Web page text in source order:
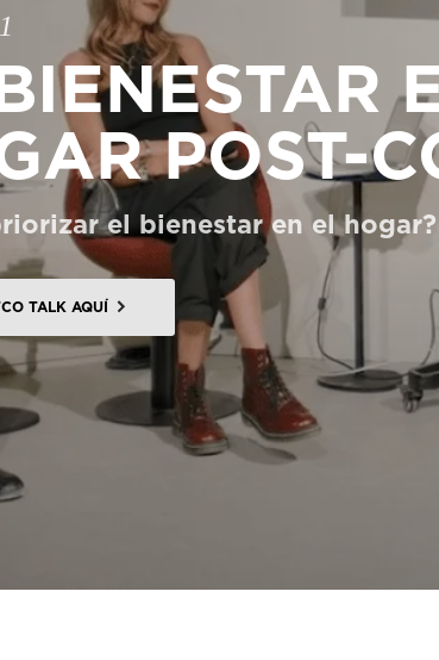
precio
POST-
el bienestar en el hogar?
TALK AQUÍ